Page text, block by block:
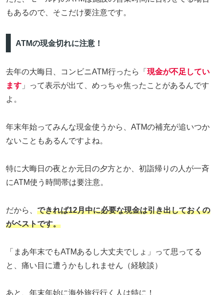
もあるので、そこだけ要注意です。
ATMの現金切れに注意！
去年の大晦日、コンビニATM行ったら「 現金が不足してい
ます 」って表示が出て、めっちゃ焦ったことがあるんです
よ。
年末年始ってみんな現金使うから、ATMの補充が追いつか
ないこともあるんですよね。
特に大晦日の夜とか元日の夕方とか、初詣帰りの人が一斉
にATM使う時間帯は要注意。
だから、 できれば12月中に必要な現金は引き出しておくの
がベストです。
「まあ年末でもATMあるし大丈夫でしょ」って思ってる
と、痛い目に遭うかもしれません（経験談）
あと、年末年始に海外旅行行く人は特に！